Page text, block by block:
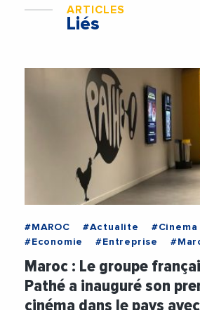
ARTICLES
Liés
#MAROC #Actualite
#Cinema
#Economie
#Entreprise
Maroc : Le groupe
Pathé a inauguré son
cinéma dans le pays